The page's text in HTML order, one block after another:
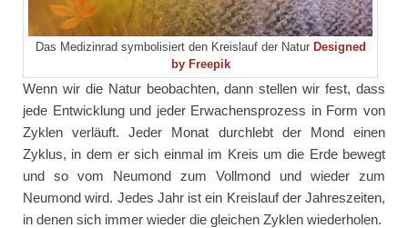
Das Medizinrad symbolisiert den Kreislauf der Natur Designed
by Freepik
Wenn wir die Natur beobachten, dann stellen wir fest, dass
jede Entwicklung und jeder Erwachensprozess in Form von
Zyklen verläuft. Jeder Monat durchlebt der Mond einen
Zyklus, in dem er sich einmal im Kreis um die Erde bewegt
und so vom Neumond zum Vollmond und wieder zum
Neumond wird. Jedes Jahr ist ein Kreislauf der Jahreszeiten,
in denen sich immer wieder die gleichen Zyklen wiederholen.